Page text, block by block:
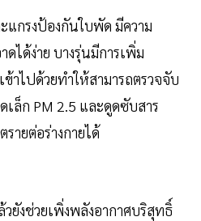
แกรงป้องกันใบพัด มีความ
ได้ง่าย บางรุ่นมีการเพิ่ม
าไปด้วยทำให้สามารถตรวจจับ
ล็ก PM 2.5 และดูดซับสาร
ายต่อร่างกายได้
ยังช่วยเพิ่งพลังอากาศบริสุทธิ์